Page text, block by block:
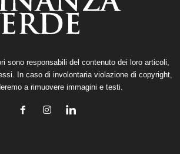
sono responsabili del contenuto dei loro articoli,
In caso di involontaria violazione di copyright,
a rimuovere immagini e testi.